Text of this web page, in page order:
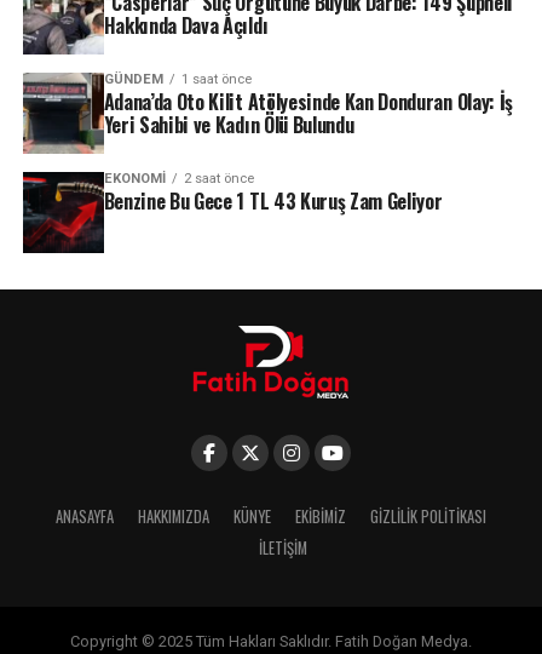
Hakkında Dava Açıldı
GÜNDEM 1 saat önce
Adana’da Oto Kilit Atölyesinde Kan Donduran Olay: İş
Yeri Sahibi ve Kadın Ölü Bulundu
EKONOMI 2 saat önce
Benzine Bu Gece 1 TL 43 Kuruş Zam Geliyor
ANASAYFA HAKKIMIZDA KÜNYE EKIBIMIZ
GIZLILIK POLITIKASI
İLETIŞIM
Copyright © 2025 Tüm Hakları Saklıdır. Fatih Doğan Medya.